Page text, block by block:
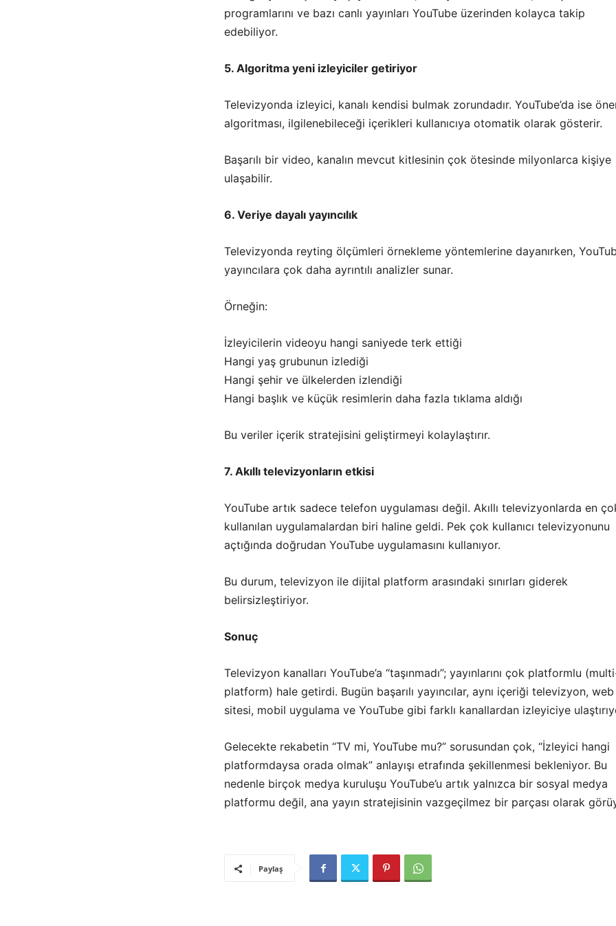
programlarını ve bazı canlı yayınları YouTube üzerinden kolayca takip
edebiliyor.
5. Algoritma yeni izleyiciler getiriyor
Televizyonda izleyici, kanalı kendisi bulmak zorundadır. YouTube’da ise
algoritması, ilgilenebileceği içerikleri kullanıcıya otomatik olarak gösterir.
Başarılı bir video, kanalın mevcut kitlesinin çok ötesinde milyonlarca kişiye
ulaşabilir.
6. Veriye dayalı yayıncılık
Televizyonda reyting ölçümleri örnekleme yöntemlerine dayanırken,
yayıncılara çok daha ayrıntılı analizler sunar.
Örneğin:
İzleyicilerin videoyu hangi saniyede terk ettiği
Hangi yaş grubunun izlediği
Hangi şehir ve ülkelerden izlendiği
Hangi başlık ve küçük resimlerin daha fazla tıklama aldığı
Bu veriler içerik stratejisini geliştirmeyi kolaylaştırır.
7. Akıllı televizyonların etkisi
YouTube artık sadece telefon uygulaması değil. Akıllı televizyonlarda en
kullanılan uygulamalardan biri haline geldi. Pek çok kullanıcı televizyonunu
açtığında doğrudan YouTube uygulamasını kullanıyor.
Bu durum, televizyon ile dijital platform arasındaki sınırları giderek
belirsizleştiriyor.
Sonuç
Televizyon kanalları YouTube’a “taşınmadı”; yayınlarını çok platformlu
platform) hale getirdi. Bugün başarılı yayıncılar, aynı içeriği televizyon, web
sitesi, mobil uygulama ve YouTube gibi farklı kanallardan izleyiciye
Gelecekte rekabetin “TV mi, YouTube mu?” sorusundan çok, “İzleyici hangi
platformdaysa orada olmak” anlayışı etrafında şekillenmesi bekleniyor. Bu
nedenle birçok medya kuruluşu YouTube’u artık yalnızca bir sosyal medya
platformu değil, ana yayın stratejisinin vazgeçilmez bir parçası olarak
Paylaş